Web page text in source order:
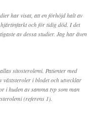
har visat, att en förhöjd halt av
och för tidig död. I det
av dessa studier. Jag har även
sitosterolemi. Patienter med
i blodet och utvecklar
i huden av samma typ som man
(referens 1).